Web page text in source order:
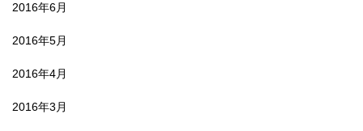
2016年6月
2016年5月
2016年4月
2016年3月